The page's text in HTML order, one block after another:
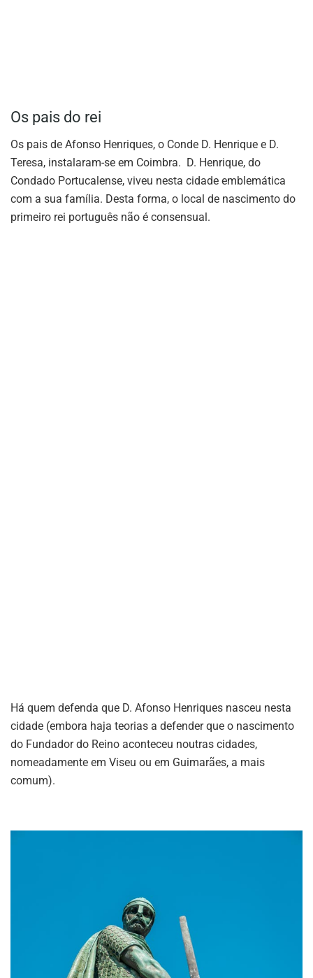
Os pais do rei
Os pais de Afonso Henriques, o Conde D. Henrique e D.
Teresa, instalaram-se em Coimbra. D. Henrique, do
Condado Portucalense, viveu nesta cidade emblemática
com a sua família. Desta forma, o local de nascimento do
primeiro rei português não é consensual.
Há quem defenda que D. Afonso Henriques nasceu nesta
cidade (embora haja teorias a defender que o nascimento
do Fundador do Reino aconteceu noutras cidades,
nomeadamente em Viseu ou em Guimarães, a mais
comum).